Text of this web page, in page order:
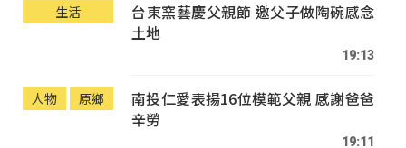
生活
台東窯藝慶父親節 邀父子做陶碗感念
土地
19:13
人物 原鄉
南投仁愛表揚16位模範父親 感謝爸爸
辛勞
19:11